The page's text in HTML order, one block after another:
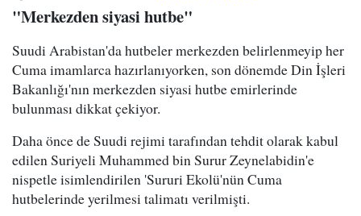
"Merkezden siyasi hutbe"
Suudi Arabistan'da hutbeler merkezden belirlenmeyip her
Cuma imamlarca hazırlanıyorken, son dönemde Din İşleri
Bakanlığı'nın merkezden siyasi hutbe emirlerinde
bulunması dikkat çekiyor.
Daha önce de Suudi rejimi tarafından tehdit olarak kabul
edilen Suriyeli Muhammed bin Surur Zeynelabidin'e
nispetle isimlendirilen 'Sururi Ekolü'nün Cuma
hutbelerinde yerilmesi talimatı verilmişti.